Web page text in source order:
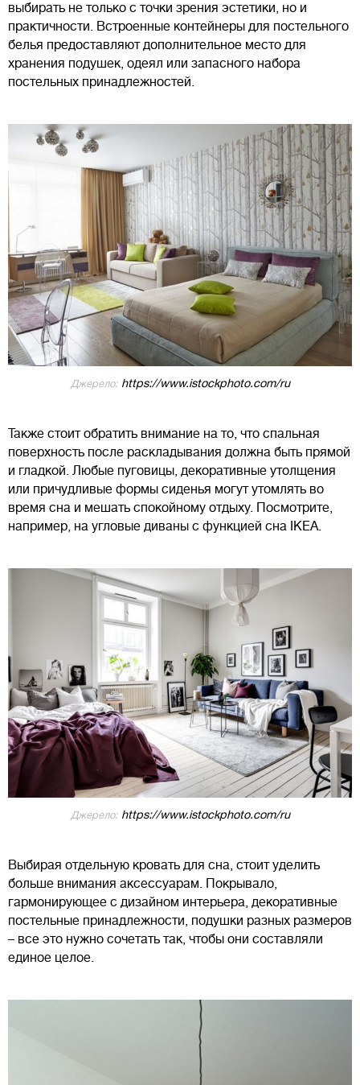
выбирать не только с точки зрения эстетики, но и
практичности. Встроенные контейнеры для постельного
белья предоставляют дополнительное место для
хранения подушек, одеял или запасного набора
постельных принадлежностей.
Джерело:https://www.istockphoto.com/ru
Также стоит обратить внимание на то, что спальная
поверхность после раскладывания должна быть прямой
и гладкой. Любые пуговицы, декоративные утолщения
или причудливые формы сиденья могут утомлять во
время сна и мешать спокойному отдыху. Посмотрите,
например, на угловые диваны с функцией сна IKEA.
Джерело:https://www.istockphoto.com/ru
Выбирая отдельную кровать для сна, стоит уделить
больше внимания аксессуарам. Покрывало,
гармонирующее с дизайном интерьера, декоративные
постельные принадлежности, подушки разных размеров
– все это нужно сочетать так, чтобы они составляли
единое целое.